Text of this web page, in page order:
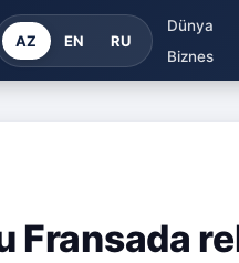
AZ EN RU
Dünya
Biznes